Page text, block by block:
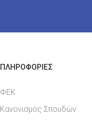
ΠΛΗΡΟΦΟΡΊΕΣ
ΦΕΚ
Κανονισμός Σπουδών